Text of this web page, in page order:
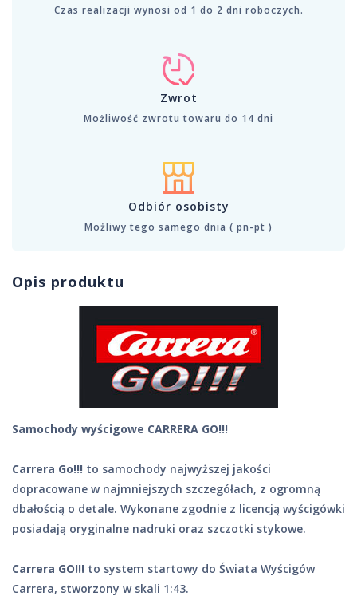
Czas realizacji wynosi od 1 do 2 dni roboczych.
Zwrot
Możliwość zwrotu towaru do 14 dni
Odbiór osobisty
Możliwy tego samego dnia ( pn-pt )
Opis produktu
Samochody wyścigowe CARRERA GO!!!
Carrera Go!!! to samochody najwyższej jakości
dopracowane w najmniejszych szczegółach, z ogromną
dbałością o detale. Wykonane zgodnie z licencją wyścigówki
posiadają oryginalne nadruki oraz szczotki stykowe.
Carrera GO!!! to system startowy do Świata Wyścigów
Carrera, stworzony w skali 1:43.